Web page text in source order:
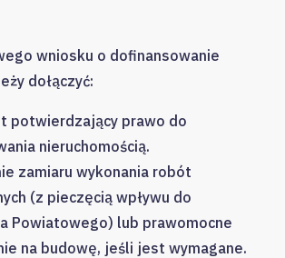
wniosku o dofinansowanie
dołączyć:
potwierdzający prawo do
nieruchomością.
zamiaru wykonania robót
(z pieczęcią wpływu do
Powiatowego) lub prawomocne
na budowę, jeśli jest wymagane.